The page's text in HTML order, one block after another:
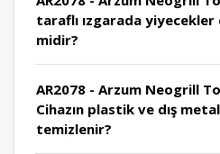
taraflı ızgarada
midir?
AR2078 - Arzum Neogrill
Cihazın plastik ve dış metal
temizlenir?